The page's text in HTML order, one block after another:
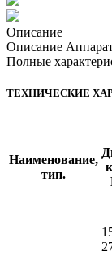
Описание
Описание
Полные
ТЕХНИЧЕСКИЕ
Наименование,
тип.